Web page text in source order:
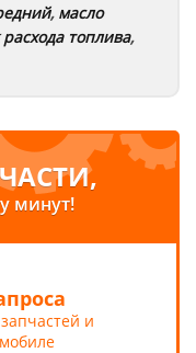
, масло
топлива,
минут!
и